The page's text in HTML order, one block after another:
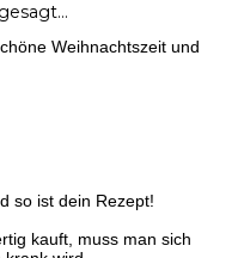
Weihnachtszeit und
so ist dein Rezept!
kauft, muss man sich